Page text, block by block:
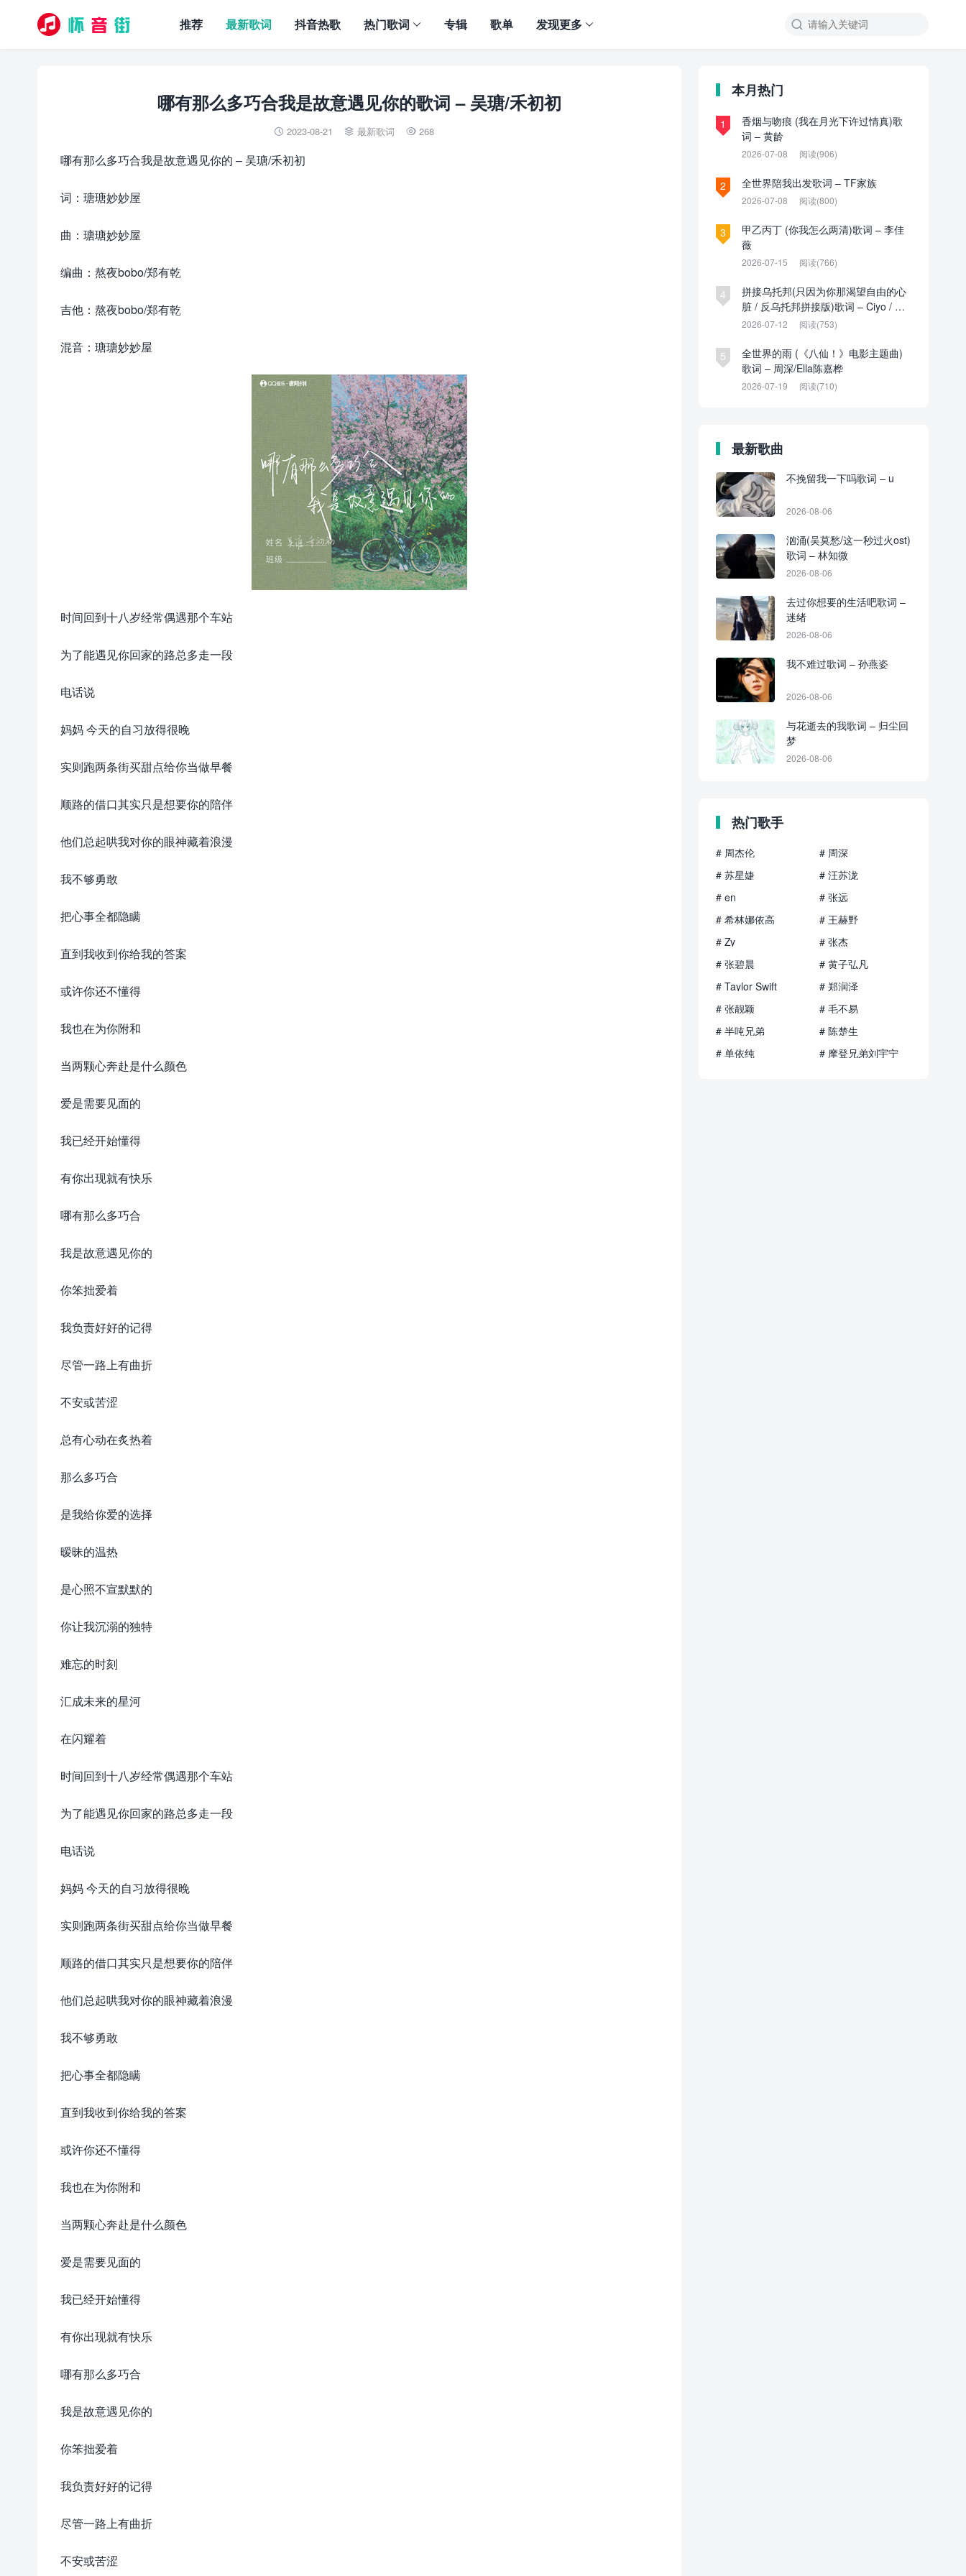

推荐 最新歌词 抖音热歌 热门歌词 专辑 歌单 发现更多
哪有那么多巧合我是故意遇见你的歌词 – 吴瑭/禾初初
 2023-08-21  最新歌词  268
哪有那么多巧合我是故意遇见你的 – 吴瑭/禾初初
词：瑭瑭妙妙屋
曲：瑭瑭妙妙屋
编曲：熬夜bobo/郑有乾
吉他：熬夜bobo/郑有乾
混音：瑭瑭妙妙屋
时间回到十八岁经常偶遇那个车站
为了能遇见你回家的路总多走一段
电话说
妈妈 今天的自习放得很晚
实则跑两条街买甜点给你当做早餐
顺路的借口其实只是想要你的陪伴
他们总起哄我对你的眼神藏着浪漫
我不够勇敢
把心事全都隐瞒
直到我收到你给我的答案
或许你还不懂得
我也在为你附和
当两颗心奔赴是什么颜色
爱是需要见面的
我已经开始懂得
有你出现就有快乐
哪有那么多巧合
我是故意遇见你的
你笨拙爱着
我负责好好的记得
尽管一路上有曲折
不安或苦涩
总有心动在炙热着
那么多巧合
是我给你爱的选择
暧昧的温热
是心照不宣默默的
你让我沉溺的独特
难忘的时刻
汇成未来的星河
在闪耀着
时间回到十八岁经常偶遇那个车站
为了能遇见你回家的路总多走一段
电话说
妈妈 今天的自习放得很晚
实则跑两条街买甜点给你当做早餐
顺路的借口其实只是想要你的陪伴
他们总起哄我对你的眼神藏着浪漫
我不够勇敢
把心事全都隐瞒
直到我收到你给我的答案
或许你还不懂得
我也在为你附和
当两颗心奔赴是什么颜色
爱是需要见面的
我已经开始懂得
有你出现就有快乐
哪有那么多巧合
我是故意遇见你的
你笨拙爱着
我负责好好的记得
尽管一路上有曲折
不安或苦涩
本月热门
1
香烟与吻痕 (我在月光下许过情真)歌
词 – 黄龄
2026-07-08 阅读(906)
2 全世界陪我出发歌词 – TF家族
2026-07-08 阅读(800)
3
甲乙丙丁 (你我怎么两清)歌词 – 李佳
薇
2026-07-15 阅读(766)
4
拼接乌托邦(只因为你那渴望自由的心
脏 / 反乌托邦拼接版)歌词 – Ciyo / 见
过夏天P / 乌托邦P
2026-07-12 阅读(753)
5
全世界的雨 (《八仙！》电影主题曲)
歌词 – 周深/Ella陈嘉桦
2026-07-19 阅读(710)
最新歌曲
不挽留我一下吗歌词 – u
2026-08-06
汹涌(吴莫愁/这一秒过火ost)
歌词 – 林知微
2026-08-06
去过你想要的生活吧歌词 –
迷绪
2026-08-06
我不难过歌词 – 孙燕姿
2026-08-06
与花逝去的我歌词 – 归尘回
梦
2026-08-06
热门歌手
# 周杰伦
# 周深
# 苏星婕
# 汪苏泷
# en
# 张远
# 希林娜依高
# 王赫野
# Zy
# 张杰
# 张碧晨
# 黄子弘凡
# Taylor Swift
# 郑润泽
# 张靓颖
# 毛不易
# 半吨兄弟
# 陈楚生
# 单依纯
# 摩登兄弟刘宇宁